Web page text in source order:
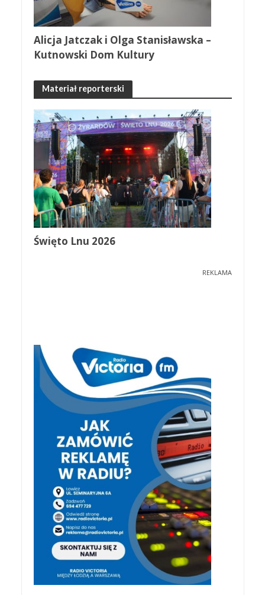
Alicja Jatczak i Olga Stanisławska –
Kutnowski Dom Kultury
Materiał reporterski
Święto Lnu 2026
REKLAMA